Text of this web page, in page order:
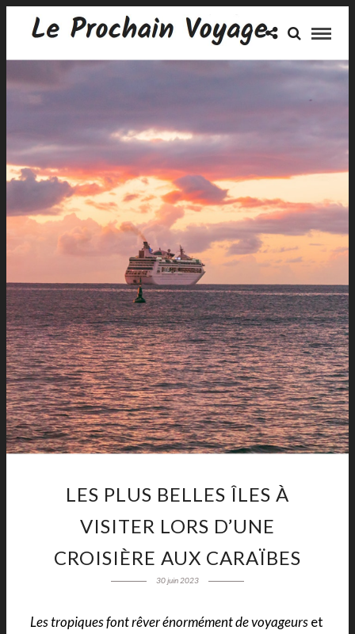
LES PLUS BELLES ÎLES À
VISITER LORS D’UNE
CROISIÈRE AUX CARAÏBES
30 juin 2023
Les tropiques font rêver énormément de voyageurset